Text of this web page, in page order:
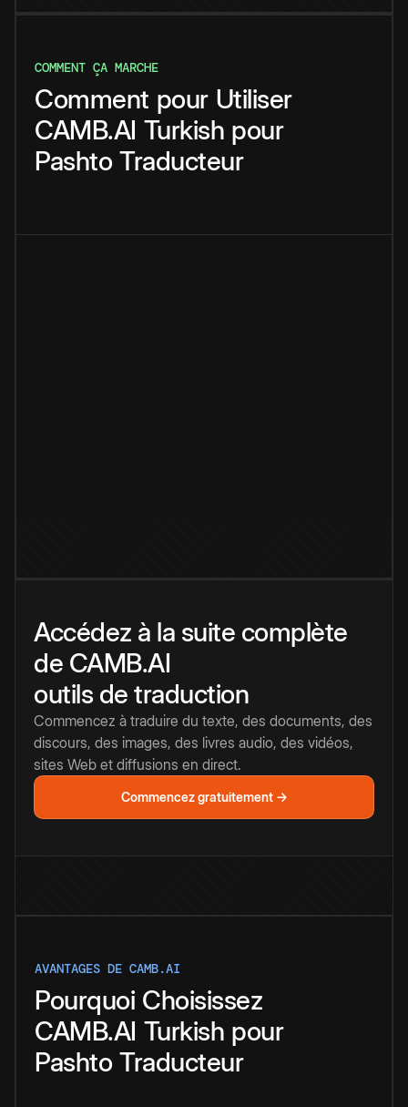
COMMENT ÇA MARCHE
Comment pour Utiliser
CAMB.AI Turkish pour
Pashto Traducteur
Accédez à la suite complète
de CAMB.AI
outils de traduction
Commencez à traduire du texte, des documents, des
discours, des images, des livres audio, des vidéos,
sites Web et diffusions en direct.
Commencez gratuitement →
AVANTAGES DE CAMB.AI
Pourquoi Choisissez
CAMB.AI Turkish pour
Pashto Traducteur